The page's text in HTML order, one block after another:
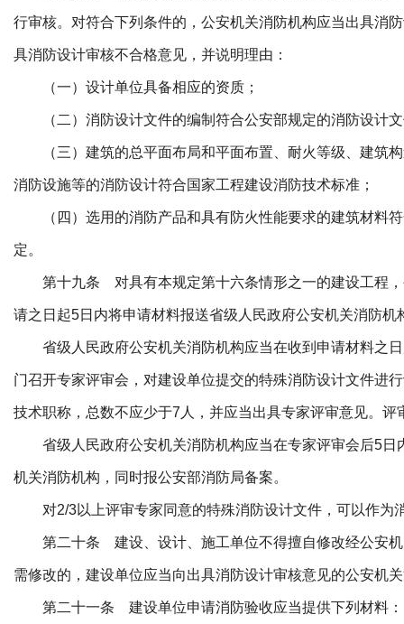
行审核。对符合下列条件的，公安机关消防机构应当出具消
具消防设计审核不合格意见，并说明理由：
（一）设计单位具备相应的资质；
（二）消防设计文件的编制符合公安部规定的消防设计文
（三）建筑的总平面布局和平面布置、耐火等级、建筑构
消防设施等的消防设计符合国家工程建设消防技术标准；
（四）选用的消防产品和具有防火性能要求的建筑材料符
定。
第十九条 对具有本规定第十六条情形之一的建设工程，
请之日起5日内将申请材料报送省级人民政府公安机关消防机
省级人民政府公安机关消防机构应当在收到申请材料之日
门召开专家评审会，对建设单位提交的特殊消防设计文件进
技术职称，总数不应少于7人，并应当出具专家评审意见。
省级人民政府公安机关消防机构应当在专家评审会后5日
机关消防机构，同时报公安部消防局备案。
对2/3以上评审专家同意的特殊消防设计文件，可以作为
第二十条 建设、设计、施工单位不得擅自修改经公安机
需修改的，建设单位应当向出具消防设计审核意见的公安机
第二十一条 建设单位申请消防验收应当提供下列材料：